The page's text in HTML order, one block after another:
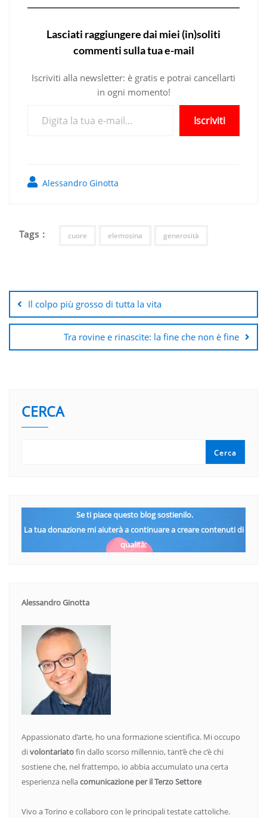
Lasciati raggiungere dai miei (in)soliti
commenti sulla tua e-mail
Iscriviti alla newsletter: è gratis e potrai cancellarti
in ogni momento!
Iscriviti
Alessandro Ginotta
Tags : cuore elemosina generosità
articoli
Il colpo più grosso di tutta la vita
Tra rovine e rinascite: la fine che non è fine
CERCA
Cerca
Se ti piace questo blog sostienilo.
La tua donazione mi aiuterà a continuare a creare contenuti di
qualità:
Alessandro Ginotta
Appassionato d’arte, ho una formazione scientifica. Mi occupo
divolontariatofin dallo scorso millennio, tant’è che c’è chi
sostiene che, nel frattempo, io abbia accumulato una certa
esperienza nellacomunicazione per il Terzo Settore
Vivo a Torino e collaboro con le principali testate cattoliche.